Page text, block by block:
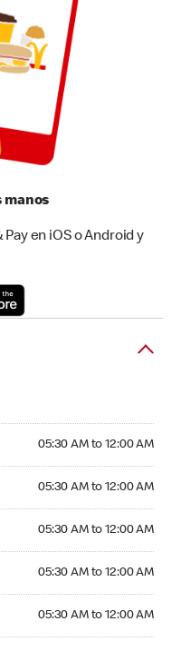
manos
en iOS o Android y
05:30 AM to 12:00 AM
05:30 AM to 12:00 AM
05:30 AM to 12:00 AM
05:30 AM to 12:00 AM
05:30 AM to 12:00 AM